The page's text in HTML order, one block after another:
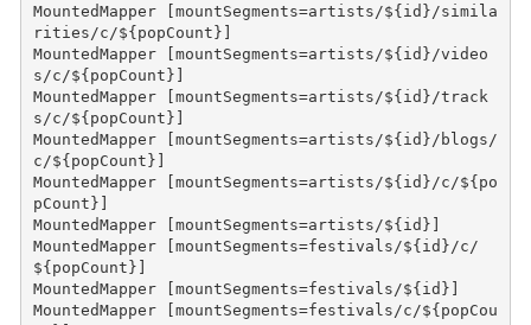
MountedMapper [mountSegments=artists/${id}/simila
rities/c/${popCount}]
MountedMapper [mountSegments=artists/${id}/video
s/c/${popCount}]
MountedMapper [mountSegments=artists/${id}/track
s/c/${popCount}]
MountedMapper [mountSegments=artists/${id}/blogs/
c/${popCount}]
MountedMapper [mountSegments=artists/${id}/c/${po
pCount}]
MountedMapper [mountSegments=artists/${id}]
MountedMapper [mountSegments=festivals/${id}/c/
${popCount}]
MountedMapper [mountSegments=festivals/${id}]
MountedMapper [mountSegments=festivals/c/${popCou